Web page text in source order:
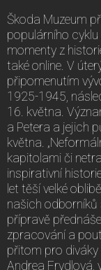
Škoda Muzeum
populárního cyklu
momenty z
také online. V
připomenutím
1925-1945,
16. května.
a Petera a jejich
května.
kapitolami či
inspirativní
let těší velké
našich odborníků
přípravě
zpracování a
přitom pro diváky
Andrea Frydlová,